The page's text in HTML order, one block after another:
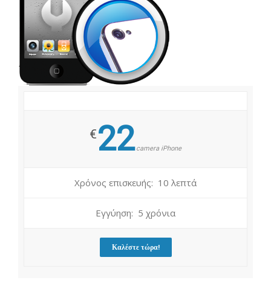
€22camera iPhone
Χρόνος επισκευής: 10 λεπτά
Εγγύηση: 5 χρόνια
Καλέστε τώρα!